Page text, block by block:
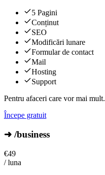
5 Pagini
Conținut
SEO
Modificări lunare
Formular de contact
Mail
Hosting
Support
Pentru afaceri care vor mai mult.
Începe gratuit
➜ /business
€49
/ luna